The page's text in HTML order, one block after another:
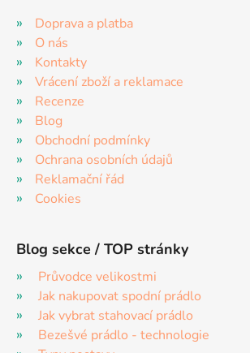
Doprava a platba
O nás
Kontakty
Vrácení zboží a reklamace
Recenze
Blog
Obchodní podmínky
Ochrana osobních údajů
Reklamační řád
Cookies
Blog sekce / TOP stránky
Průvodce velikostmi
Jak nakupovat spodní prádlo
Jak vybrat stahovací prádlo
Bezešvé prádlo - technologie